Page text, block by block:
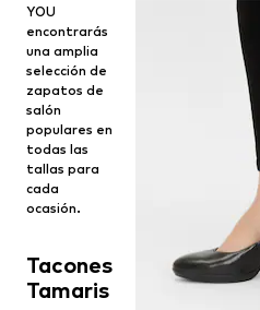
YOU
encontrarás
una amplia
selección de
zapatos de
salón
populares en
todas las
tallas para
cada
ocasión.
Tacones
Tamaris